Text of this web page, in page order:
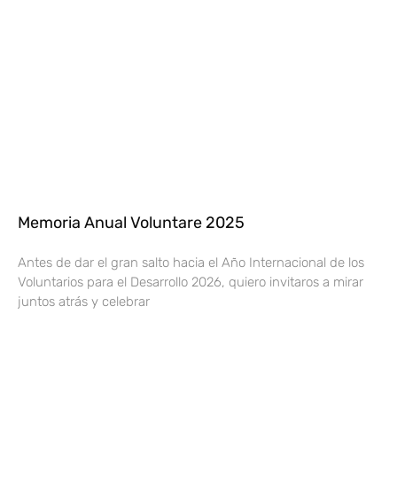
Memoria Anual Voluntare 2025
Antes de dar el gran salto hacia el Año Internacional de los
Voluntarios para el Desarrollo 2026, quiero invitaros a mirar
juntos atrás y celebrar